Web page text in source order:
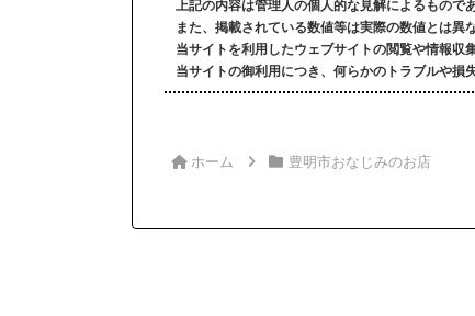
上記の内容は管理人の個人的な見解によるもので
また、掲載されている数値等は実際の数値とは異
当サイトを利用したウェブサイトの閲覧や情報収
当サイトの御利用につき、何らかのトラブルや損
ホーム 豊明市おなじみのお店